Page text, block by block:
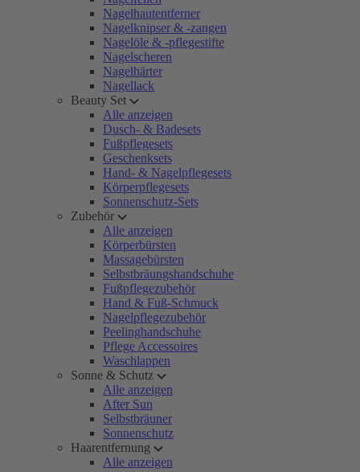
Nagelhautentferner
Nagelknipser & -zangen
Nagelöle & -pflegestifte
Nagelscheren
Nagelhärter
Nagellack
Beauty Set
Alle anzeigen
Dusch- & Badesets
Fußpflegesets
Geschenksets
Hand- & Nagelpflegesets
Körperpflegesets
Sonnenschutz-Sets
Zubehör
Alle anzeigen
Körperbürsten
Massagebürsten
Selbstbräungshandschuhe
Fußpflegezubehör
Hand & Fuß-Schmuck
Nagelpflegezubehör
Peelinghandschuhe
Pflege Accessoires
Waschlappen
Sonne & Schutz
Alle anzeigen
After Sun
Selbstbräuner
Sonnenschutz
Haarentfernung
Alle anzeigen